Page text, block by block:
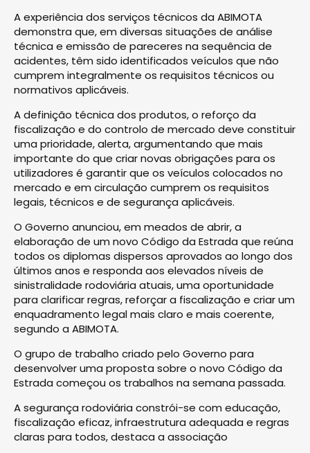
A experiência dos serviços técnicos da ABIMOTA
demonstra que, em diversas situações de análise
técnica e emissão de pareceres na sequência de
acidentes, têm sido identificados veículos que não
cumprem integralmente os requisitos técnicos ou
normativos aplicáveis.
A definição técnica dos produtos, o reforço da
fiscalização e do controlo de mercado deve constituir
uma prioridade, alerta, argumentando que mais
importante do que criar novas obrigações para os
utilizadores é garantir que os veículos colocados no
mercado e em circulação cumprem os requisitos
legais, técnicos e de segurança aplicáveis.
O Governo anunciou, em meados de abrir, a
elaboração de um novo Código da Estrada que reúna
todos os diplomas dispersos aprovados ao longo dos
últimos anos e responda aos elevados níveis de
sinistralidade rodoviária atuais, uma oportunidade
para clarificar regras, reforçar a fiscalização e criar um
enquadramento legal mais claro e mais coerente,
segundo a ABIMOTA.
O grupo de trabalho criado pelo Governo para
desenvolver uma proposta sobre o novo Código da
Estrada começou os trabalhos na semana passada.
A segurança rodoviária constrói-se com educação,
fiscalização eficaz, infraestrutura adequada e regras
claras para todos, destaca a associação